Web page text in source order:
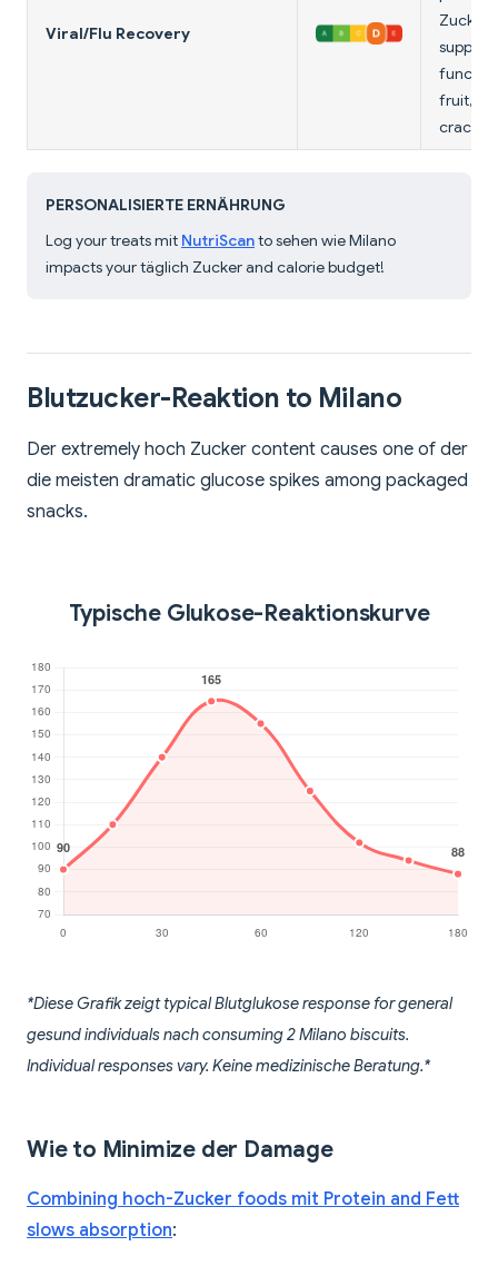
Viral/Flu Recovery
Zucker
fruit,
PERSONALISIERTE ERNÄHRUNG
Log your treats mit NutriScanto sehen wie Milano
impacts your täglich Zucker and calorie budget!
Blutzucker-Reaktion to Milano
Der extremely hoch Zucker content causes one of der
die meisten dramatic glucose spikes among packaged
snacks.
Typische Glukose-Reaktionskurve
*Diese Grafik zeigt typical Blutglukose response for general
gesund individuals nach consuming 2 Milano biscuits.
Individual responses vary. Keine medizinische Beratung.*
Wie to Minimize der Damage
Combining hoch-Zucker foods mit Protein and Fett
slows absorption: